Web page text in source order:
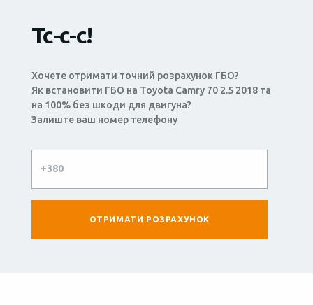
Тс-с-с!
Хочете отримати точний розрахунок ГБО?
Як встановити ГБО на Toyota Camry 70 2.5 2018 та
на 100% без шкоди для двигуна?
Залиште ваш номер телефону